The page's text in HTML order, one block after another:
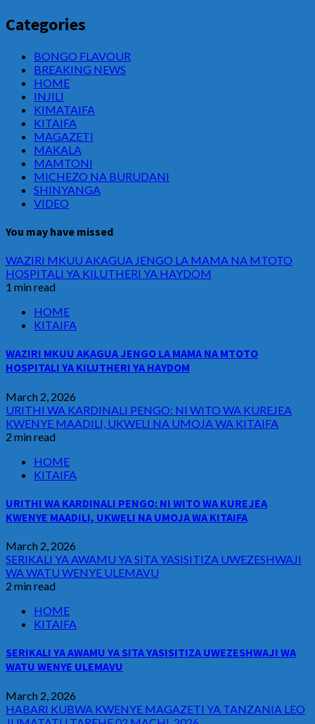
Categories
BONGO FLAVOUR
BREAKING NEWS
HOME
INJILI
KIMATAIFA
KITAIFA
MAGAZETI
MAKALA
MAMTONI
MICHEZO NA BURUDANI
SHINYANGA
VIDEO
You may have missed
WAZIRI MKUU AKAGUA JENGO LA MAMA NA MTOTO
HOSPITALI YA KILUTHERI YA HAYDOM
1 min read
HOME
KITAIFA
WAZIRI MKUU AKAGUA JENGO LA MAMA NA MTOTO
HOSPITALI YA KILUTHERI YA HAYDOM
March 2, 2026
URITHI WA KARDINALI PENGO: NI WITO WA KUREJEA
KWENYE MAADILI, UKWELI NA UMOJA WA KITAIFA
2 min read
HOME
KITAIFA
URITHI WA KARDINALI PENGO: NI WITO WA KUREJEA
KWENYE MAADILI, UKWELI NA UMOJA WA KITAIFA
March 2, 2026
SERIKALI YA AWAMU YA SITA YASISITIZA UWEZESHWAJI
WA WATU WENYE ULEMAVU
2 min read
HOME
KITAIFA
SERIKALI YA AWAMU YA SITA YASISITIZA UWEZESHWAJI WA
WATU WENYE ULEMAVU
March 2, 2026
HABARI KUBWA KWENYE MAGAZETI YA TANZANIA LEO